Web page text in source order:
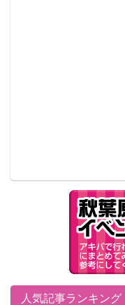
人気記事ランキング